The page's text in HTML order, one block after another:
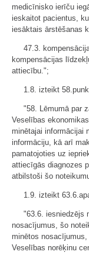
medicīnisko ierīču
ieskaitot pacientus,
iesāktais ārstēšanas
47.3.
kompensācijas
attiecību.";
1.8. izteikt
"58. Lēmumā par
Veselības
minētajai informācijai
informāciju, kā arī
pamatojoties uz
attiecīgās diagnozes
atbilstoši šo
1.9. izteikt
"63.6. iesniedzējs
nosacījumus, šo
minētos
Veselības norēķinu